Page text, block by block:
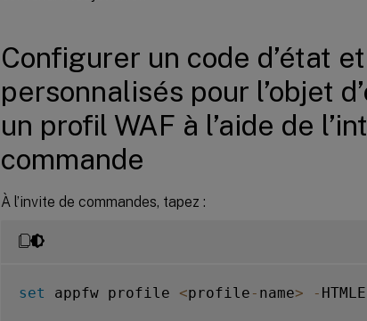
Configurer un code d’état
personnalisés pour l’objet
un profil WAF à l’aide de
commande
À l’invite de commandes, tapez :
set appfw profile <profile - name> -